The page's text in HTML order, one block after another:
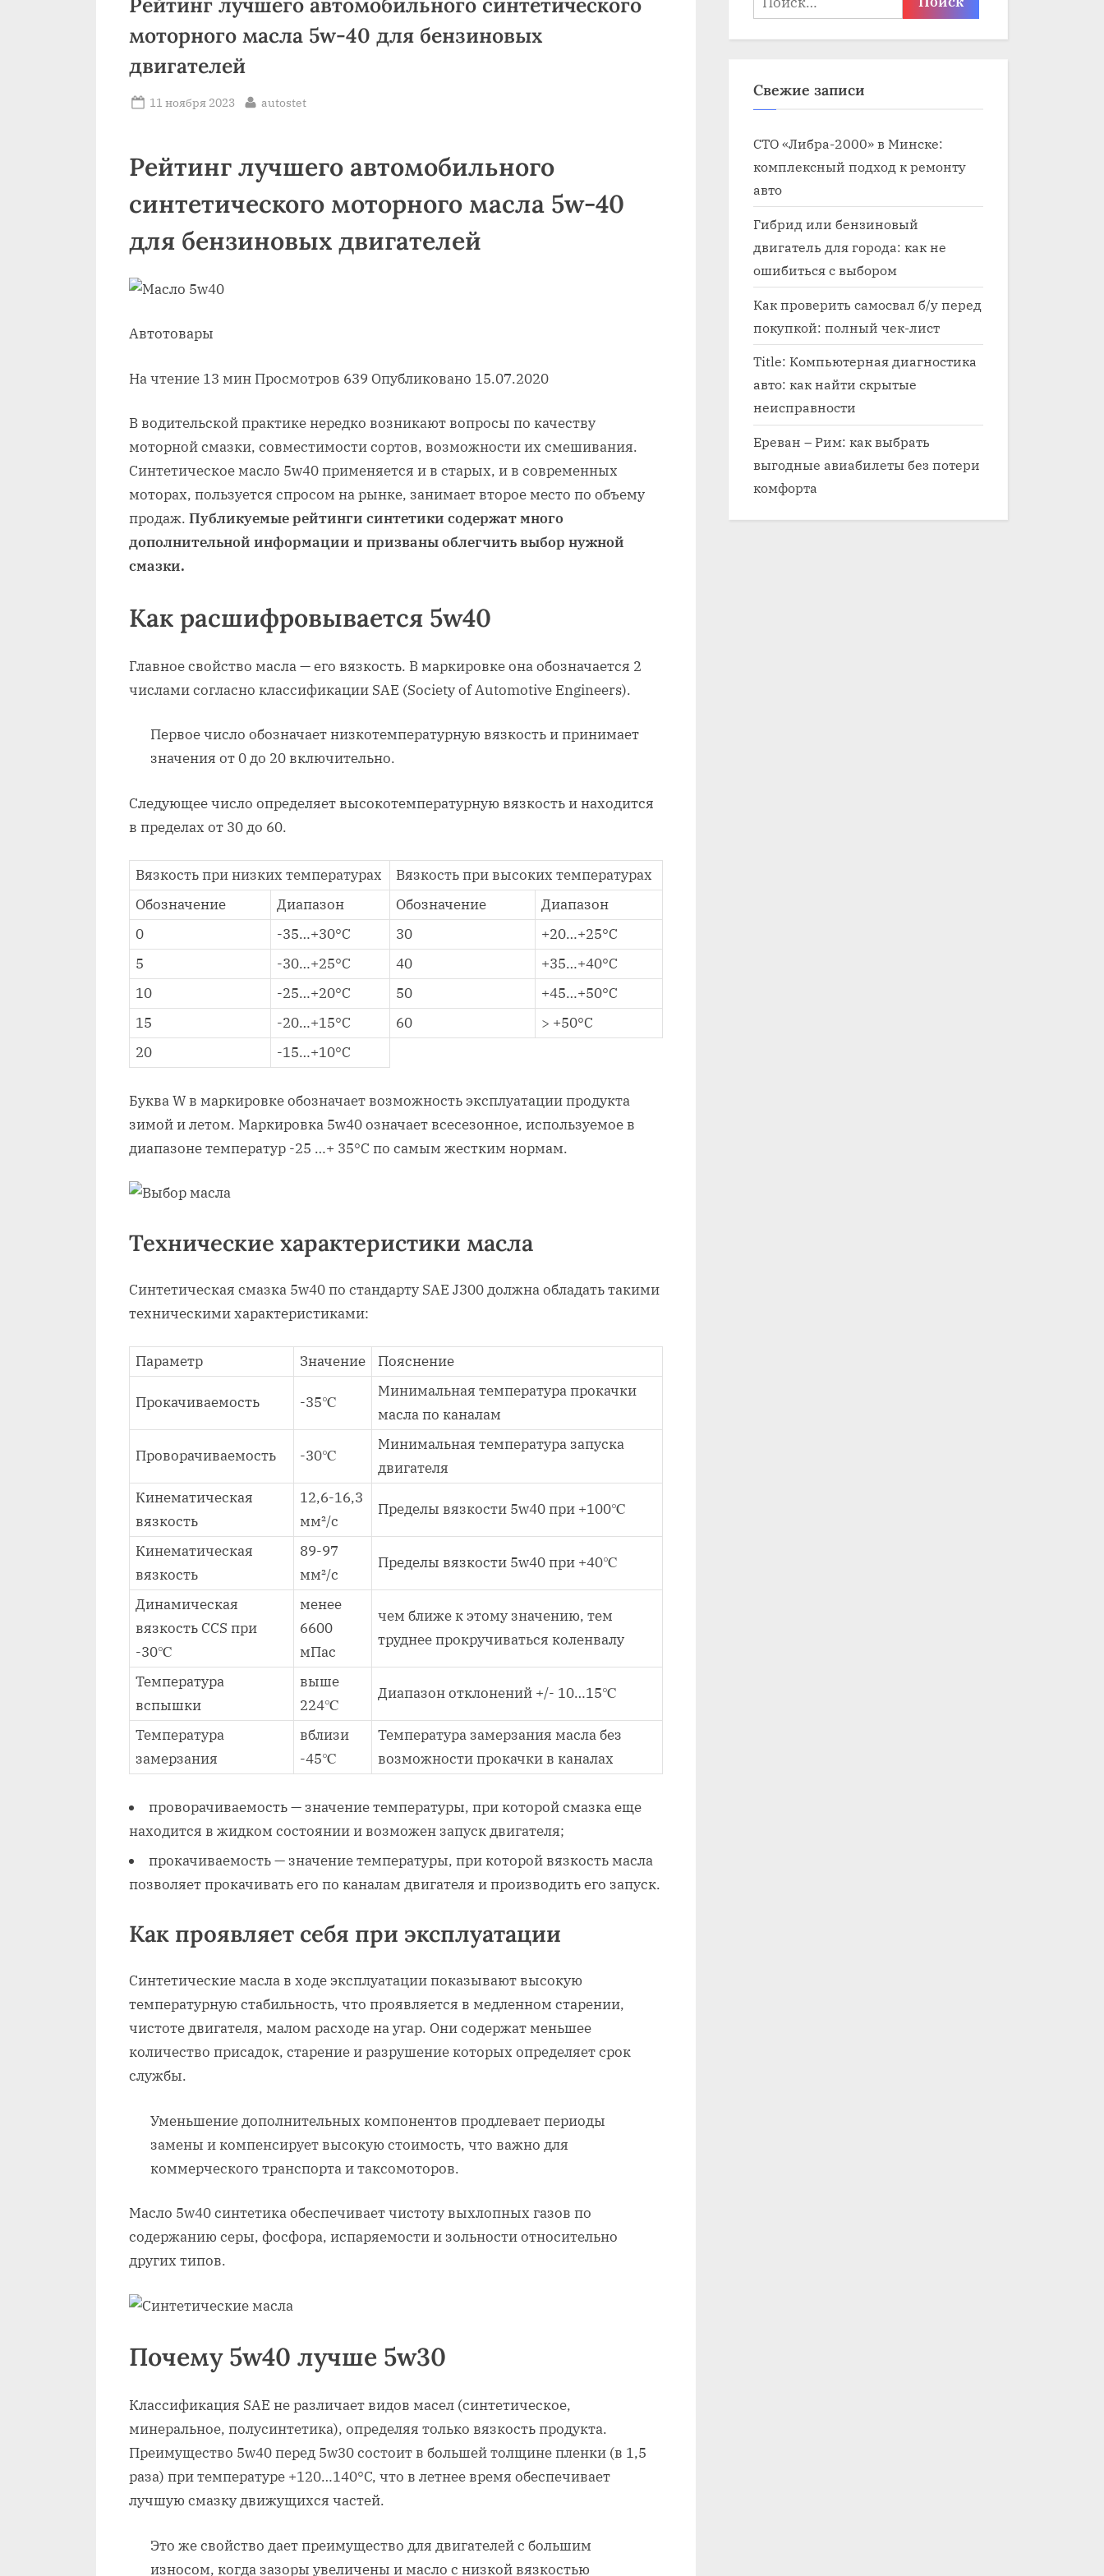
моторного масла 5w-40 для бензиновых
двигателей
Posted
11 ноября 2023 By
autostet
Рейтинг лучшего автомобильного
синтетического моторного масла 5w-40
для бензиновых двигателей
Автотовары
На чтение 13 мин Просмотров 639 Опубликовано 15.07.2020
В водительской практике нередко возникают вопросы по качеству
моторной смазки, совместимости сортов, возможности их смешивания.
Синтетическое масло 5w40 применяется и в старых, и в современных
моторах, пользуется спросом на рынке, занимает второе место по объему
продаж. Публикуемые рейтинги синтетики содержат много
дополнительной информации и призваны облегчить выбор нужной
смазки.
Как расшифровывается 5w40
Главное свойство масла — его вязкость. В маркировке она обозначается 2
числами согласно классификации SAE (Society of Automotive Engineers).
Первое число обозначает низкотемпературную вязкость и принимает
значения от 0 до 20 включительно.
Следующее число определяет высокотемпературную вязкость и находится
в пределах от 30 до 60.
Вязкость при низких температурах
Вязкость при высоких температурах
Обозначение
Диапазон Обозначение
Диапазон
0
-35…+30°C 30
+20…+25°C
5
-30…+25°C 40
+35…+40°C
10
-25…+20°C 50
+45…+50°C
15
-20…+15°C 60
> +50°C
20
-15…+10°C
Буква W в маркировке обозначает возможность эксплуатации продукта
зимой и летом. Маркировка 5w40 означает всесезонное, используемое в
диапазоне температур -25 …+ 35°C по самым жестким нормам.
Технические характеристики масла
Синтетическая смазка 5w40 по стандарту SAE J300 должна обладать такими
техническими характеристиками:
Параметр Значение Пояснение
Прокачиваемость -35℃
Минимальная температура прокачки
масла по каналам
Проворачиваемость -30℃
Минимальная температура запуска
двигателя
Кинематическая
вязкость
12,6-16,3
мм²/с
Пределы вязкости 5w40 при +100℃
Кинематическая
вязкость
89-97
мм²/с
Пределы вязкости 5w40 при +40℃
Динамическая
вязкость CCS при
-30℃
менее
6600
мПас
чем ближе к этому значению, тем
труднее прокручиваться коленвалу
Температура
вспышки
выше
224℃
Диапазон отклонений +/- 10…15℃
Температура
замерзания
вблизи
-45℃
Температура замерзания масла без
возможности прокачки в каналах
проворачиваемость — значение температуры, при которой смазка еще
находится в жидком состоянии и возможен запуск двигателя;
прокачиваемость — значение температуры, при которой вязкость масла
позволяет прокачивать его по каналам двигателя и производить его запуск.
Как проявляет себя при эксплуатации
Синтетические масла в ходе эксплуатации показывают высокую
температурную стабильность, что проявляется в медленном старении,
чистоте двигателя, малом расходе на угар. Они содержат меньшее
количество присадок, старение и разрушение которых определяет срок
службы.
Уменьшение дополнительных компонентов продлевает периоды
замены и компенсирует высокую стоимость, что важно для
коммерческого транспорта и таксомоторов.
Масло 5w40 синтетика обеспечивает чистоту выхлопных газов по
содержанию серы, фосфора, испаряемости и зольности относительно
других типов.
Почему 5w40 лучше 5w30
Классификация SAE не различает видов масел (синтетическое,
минеральное, полусинтетика), определяя только вязкость продукта.
Преимущество 5w40 перед 5w30 состоит в большей толщине пленки (в 1,5
раза) при температуре +120…140°C, что в летнее время обеспечивает
лучшую смазку движущихся частей.
Это же свойство дает преимущество для двигателей с большим
износом, когда зазоры увеличены и масло с низкой вязкостью
Свежие записи
СТО «Либра-2000» в Минске:
комплексный подход к ремонту
авто
Гибрид или бензиновый
двигатель для города: как не
ошибиться с выбором
Как проверить самосвал б/у перед
покупкой: полный чек-лист
Title: Компьютерная диагностика
авто: как найти скрытые
неисправности
Ереван – Рим: как выбрать
выгодные авиабилеты без потери
комфорта